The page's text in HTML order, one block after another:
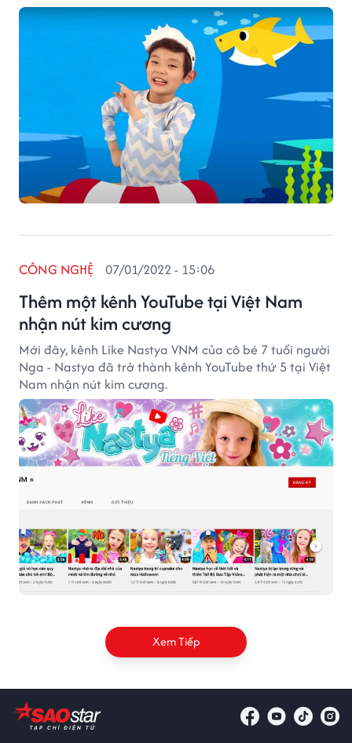
Thêm một kênh YouTube tại Việt Nam
nhận nút kim cương
CÔNG NGHỆ 07/01/2022 - 15:06
Mới đây, kênh Like Nastya VNM của cô bé 7 tuổi người
Nga - Nastya đã trở thành kênh YouTube thứ 5 tại Việt
Nam nhận nút kim cương.
Xem Tiếp